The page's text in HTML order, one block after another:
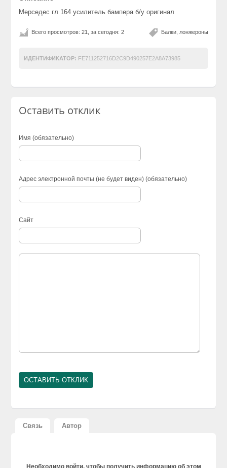
Мерседес гл 164 усилитель бампера б/у оригинал
Балки, лонжероны
Всего просмотров: 21, за сегодня: 2
ИДЕНТИФИКАТОР: FE711252716D2C9D490257E2A8A73985
Оставить отклик
Имя (обязательно)
Адрес электронной почты (не будет виден) (обязательно)
Сайт
Связь Автор
Необходимо войти, чтобы получить информацию об этом